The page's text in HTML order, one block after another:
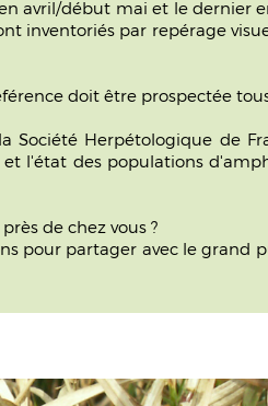
avril/début mai et le dernier
inventoriés par repérage
doit être prospectée tous
Société Herpétologique de
l'état des populations
de chez vous ?
pour partager avec le grand